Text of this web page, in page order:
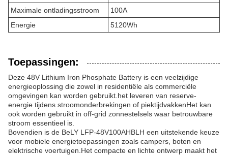
Maximale ontladingsstroom
100A
Energie
5120Wh
Toepassingen:
Deze 48V Lithium Iron Phosphate Battery is een veelzijdige
energieoplossing die zowel in residentiële als commerciële
omgevingen kan worden gebruikt.het leveren van reserve-
energie tijdens stroomonderbrekingen of piektijdvakkenHet kan
ook worden gebruikt in off-grid zonnestelsels waar betrouwbare
stroom essentieel is.
Bovendien is de BeLY LFP-48V100AHBLH een uitstekende keuze
voor mobiele energietoepassingen zoals campers, boten en
elektrische voertuigen.Het compacte en lichte ontwerp maakt het